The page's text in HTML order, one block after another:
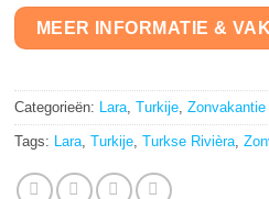
MEER INFORMATIE &
Categorieën: Lara Turkije Zonvakantie
Tags: Lara Turkije Turkse Rivièra